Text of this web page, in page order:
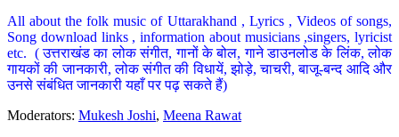
All about the folk music of Uttarakhand , Lyrics , Videos of songs,
Song download links , information about musicians ,singers, lyricist
etc. ( उत्तराखंड का लोक संगीत, गानों के बोल, गाने डाउनलोड के लिंक, लोक
गायकों की जानकारी, लोक संगीत की विधायें, झोड़े, चाचरी, बाजू-बन्द आदि और
उनसे संबंधित जानकारी यहाँ पर पढ़ सकते हैं)
Moderators: Mukesh Joshi, Meena Rawat